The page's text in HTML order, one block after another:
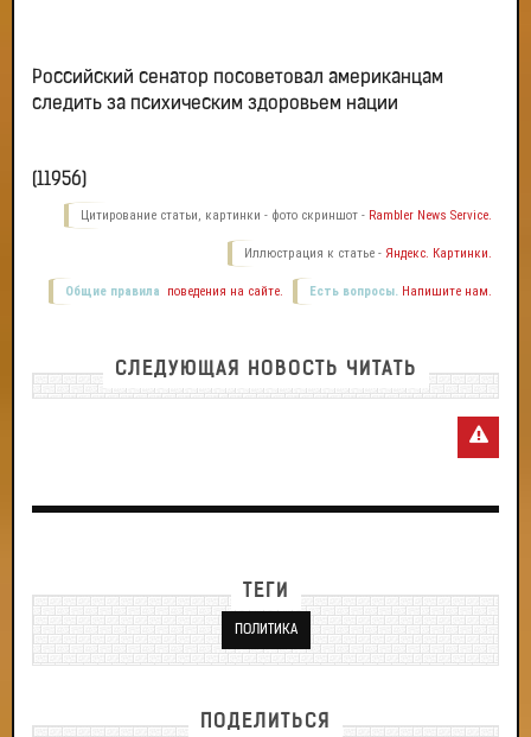
Российский сенатор посоветовал американцам
следить за психическим здоровьем нации
(11956)
Цитирование статьи, картинки - фото скриншот - Rambler News Service.
Иллюстрация к статье - Яндекс. Картинки.
Есть вопросы. Напишите нам.
Общие правила поведения на сайте.
СЛЕДУЮЩАЯ НОВОСТЬ ЧИТАТЬ
ТЕГИ
ПОЛИТИКА
ПОДЕЛИТЬСЯ